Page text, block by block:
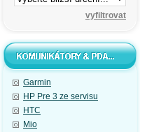
Garmin
HP Pre 3 ze servisu
HTC
Mio